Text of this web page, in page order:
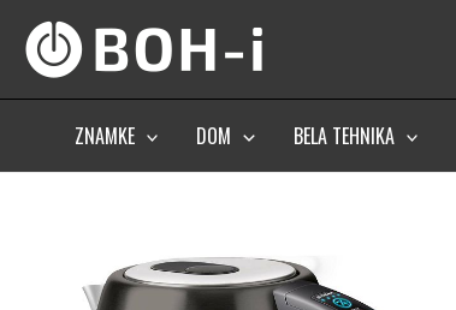
content
ZNAMKE DOM BELA TEHNIKA